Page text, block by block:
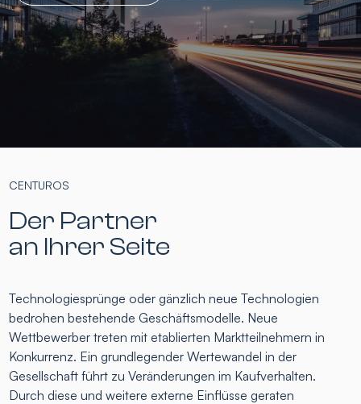
CENTUROS
Der Partner
an Ihrer Seite
Technologiesprünge oder gänzlich neue Technologien
bedrohen bestehende Geschäftsmodelle. Neue
Wettbewerber treten mit etablierten Marktteilnehmern in
Konkurrenz. Ein grundlegender Wertewandel in der
Gesellschaft führt zu Veränderungen im Kaufverhalten.
Durch diese und weitere externe Einflüsse geraten